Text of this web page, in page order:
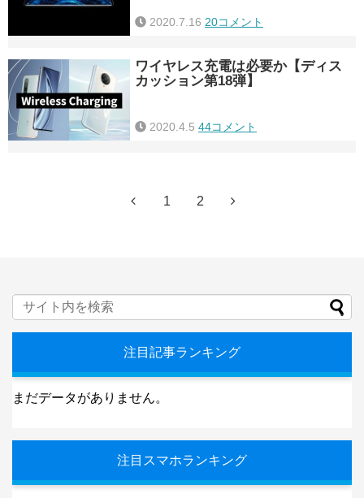
2020.7.16 20コメント
ワイヤレス充電は必要か【ディス
カッション第18弾】
2020.4.5 44コメント
1 2
注目記事ランキング
まだデータがありません。
注目スマホランキング